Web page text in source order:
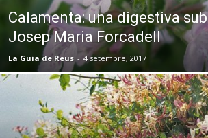
Calamenta: una digestiva
Josep Maria Forcadell
La Guia de Reus - 4 setembre, 2017